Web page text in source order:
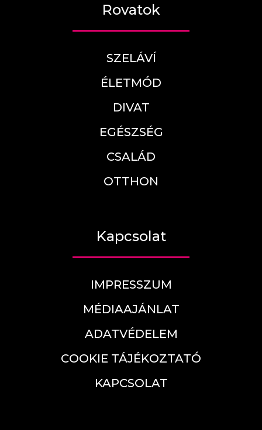
Rovatok
SZELÁVÍ
ÉLETMÓD
DIVAT
EGÉSZSÉG
CSALÁD
OTTHON
Kapcsolat
IMPRESSZUM
MÉDIAAJÁNLAT
ADATVÉDELEM
COOKIE TÁJÉKOZTATÓ
KAPCSOLAT